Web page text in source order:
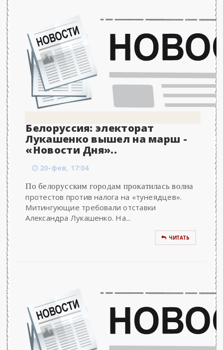
Белоруссия: электорат
Лукашенко вышел на марш -
«Новости Дня»..
20-фев, 17:04
По белорусским городам прокатилась волна
протестов против налога на «тунеядцев».
Митингующие требовали отставки
Александра Лукашенко. На...
ЧИТАТЬ